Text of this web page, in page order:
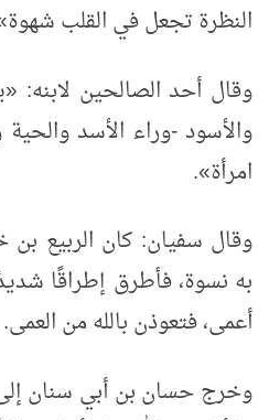
النظرة تجعل في القلب
وقال أحد الصالحين لابنه:
والأسود -وراء الأسد
امرأة».
وقال سفيان: كان الربيع
به نسوة، فأطرق إطراقًا
أعمى، فتعوذن بالله من العمى.
وخرج حسان بن أبي سنان إلى